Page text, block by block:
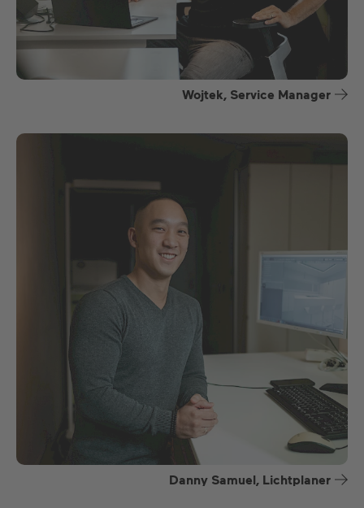
Wojtek, Service Manager
Danny Samuel, Lichtplaner